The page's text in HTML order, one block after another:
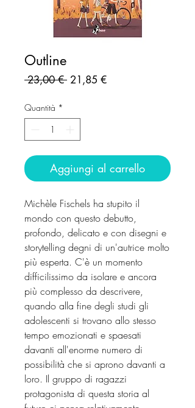
Outline
23,00 € Prezzo
21,85 €Prezzo
Quantità *
Aggiungi al carrello
Michèle Fischels ha stupito il
mondo con questo debutto,
profondo, delicato e con disegni e
storytelling degni di un'autrice molto
più esperta. C'è un momento
difficilissimo da isolare e ancora
più complesso da descrivere,
quando alla fine degli studi gli
adolescenti si trovano allo stesso
tempo emozionati e spaesati
davanti all'enorme numero di
possibilità che si aprono davanti a
loro. Il gruppo di ragazzi
protagonista di questa storia al